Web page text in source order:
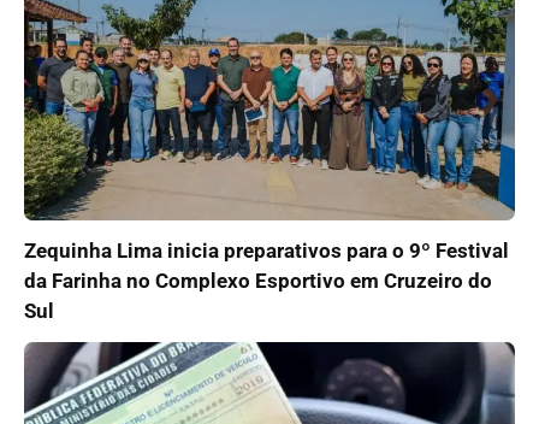
Zequinha Lima inicia preparativos para o 9º Festival
da Farinha no Complexo Esportivo em Cruzeiro do
Sul